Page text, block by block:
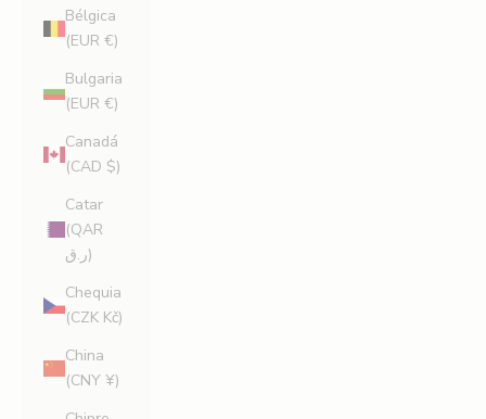
Bélgica
(EUR €)
Bulgaria
(EUR €)
Canadá
(CAD $)
Catar
(QAR
ر.ق)
Chequia
(CZK Kč)
China
(CNY ¥)